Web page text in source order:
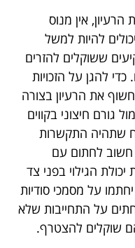
אין מנוס
להיות למשל
ששוקלים להזרים
להגן על הזכויות
את הרעיון בצורה
גורם חיצוני בקווים
שתהיה התקשרות
חשוב לחתום עם
הגילוי בפני צד
על מסמכי סודיות
על התחייבות שלא
שוקלים להצטרף.